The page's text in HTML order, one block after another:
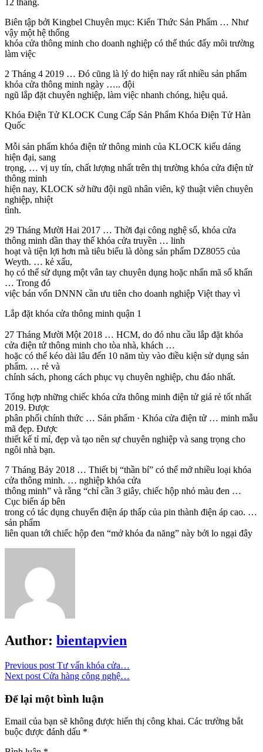
12 tháng.
Biên tập bởi Kingbel Chuyên mục: Kiến Thức Sản Phẩm … Như
vậy một hệ thống
khóa cửa thông minh cho doanh nghiệp có thể thúc đẩy môi trường
làm việc
2 Tháng 4 2019 … Đó cũng là lý do hiện nay rất nhiều sản phẩm
khóa cửa thông minh ngày ….. đội
ngũ lắp đặt chuyên nghiệp, làm việc nhanh chóng, hiệu quả.
Khóa Điện Tử KLOCK Cung Cấp Sản Phẩm Khóa Điện Tử Hàn
Quốc
Mỗi sản phẩm khóa điện tử thông minh của KLOCK kiểu dáng
hiện đại, sang
trọng, … vị uy tín, chất lượng nhất trên thị trường khóa cửa điện tử
thông minh
hiện nay, KLOCK sở hữu đội ngũ nhân viên, kỹ thuật viên chuyên
nghiệp, nhiệt
tình.
29 Tháng Mười Hai 2017 … Thời đại công nghệ số, khóa cửa
thông minh dần thay thế khóa cửa truyền … linh
hoạt và tiện lợi hơn mà tiêu biểu là dòng sản phẩm DZ8055 của
Weyth. … kẻ xấu,
họ có thể sử dụng một vân tay chuyên dụng hoặc nhấn mã số khẩn
… Trong đó
việc bán vốn DNNN cần ưu tiên cho doanh nghiệp Việt thay vì
Lắp đặt khóa cửa thông minh quận 1
27 Tháng Mười Một 2018 … HCM, do đó nhu cầu lắp đặt khóa
cửa điện tử thông minh cho tòa nhà, khách …
hoặc có thể kéo dài lâu đến 10 năm tùy vào điều kiện sử dụng sản
phẩm. … rẻ và
chính sách, phong cách phục vụ chuyên nghiệp, chu đáo nhất.
Tổng hợp những chiếc khóa cửa thông minh điện tử giá rẻ tốt nhất
2019. Được
phân phối chính thức … Sản phẩm · Khóa cửa điện tử … minh mẫu
mã đẹp. Được
thiết kế tỉ mỉ, đẹp và tạo nên sự chuyên nghiệp và sang trọng cho
ngôi nhà bạn.
7 Tháng Bảy 2018 … Thiết bị “thần bí” có thể mở nhiều loại khóa
cửa thông minh. … nghiệp khóa cửa
thông minh” và rằng “chỉ cần 3 giây, chiếc hộp nhỏ màu đen …
Cục biến áp bên
trong có tác dụng chuyển điện áp thấp của pin thành điện áp cao. …
sản phẩm
liên quan tới chiếc hộp đen “mở khóa đa năng” này bởi lo ngại đây
Author: bientapvien
Previous post Tư vấn khóa cửa…
Next post Cửa hàng công nghệ…
Để lại một bình luận
Email của bạn sẽ không được hiển thị công khai. Các trường bắt
buộc được đánh dấu *